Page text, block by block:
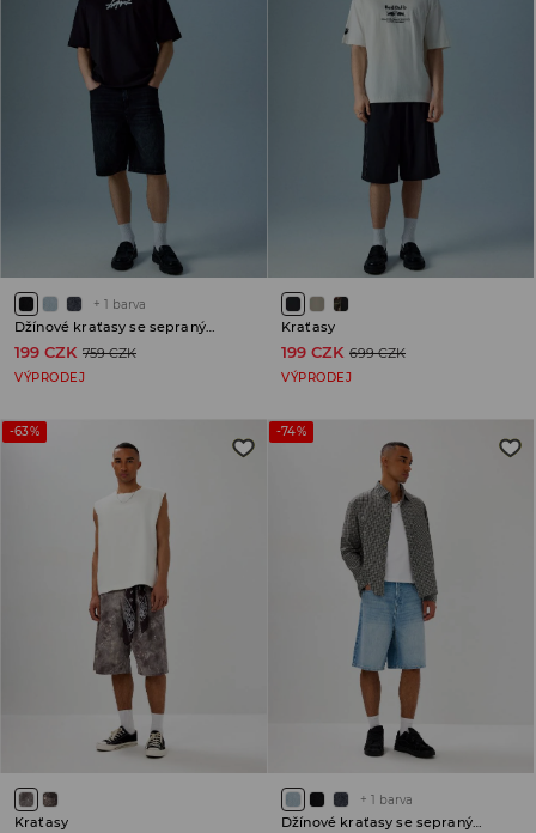
+ 1 barva
Džínové kraťasy se sepraným efektem
199 CZK 759 CZK
VÝPRODEJ
Kraťasy
199 CZK 699 CZK
VÝPRODEJ
-63%
Kraťasy
-74%
+ 1 barva
Džínové kraťasy se sepraným efektem